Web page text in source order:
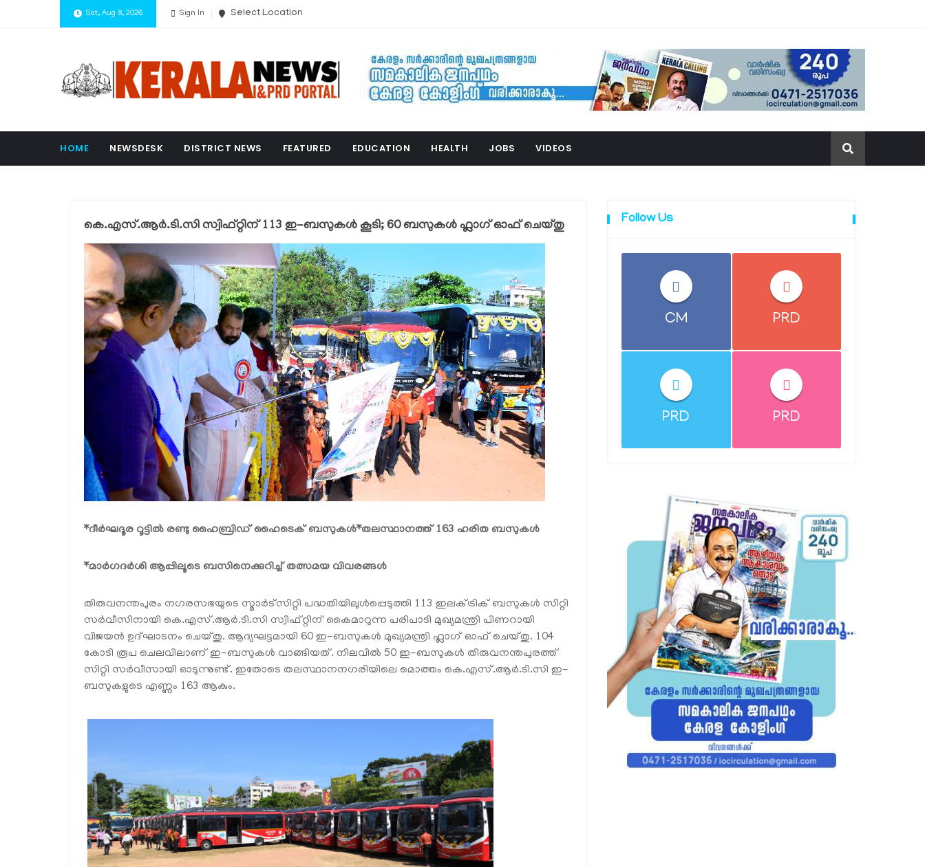
Sat, Aug 8, 2026 Sign In Select Location
HOME NEWSDESK DISTRICT NEWS FEATURED EDUCATION HEALTH JOBS VIDEOS
കെ.എസ്.ആർ.ടി.സി സ്വിഫ്റ്റിന് 113 ഇ-ബസുകൾ കൂടി; 60 ബസുകൾ ഫ്ലാഗ് ഓഫ് ചെയ്തു
*ദീർഘദൂര റൂട്ടിൽ രണ്ടു ഹൈബ്രിഡ് ഹൈടെക് ബസുകൾ*തലസ്ഥാനത്ത് 163 ഹരിത ബസുകൾ
*മാർഗദർശി ആപ്പിലൂടെ ബസിനെക്കുറിച്ച് തത്സമയ വിവരങ്ങൾ
തിരുവനന്തപുരം നഗരസഭയുടെ സ്മാർട്‌സിറ്റി പദ്ധതിയിലുൾപ്പെടുത്തി 113 ഇലക്ട്രിക് ബസുകൾ സിറ്റി
സർവീസിനായി കെ.എസ്.ആർ.ടി.സി സ്വിഫ്റ്റിന് കൈമാറുന്ന പരിപാടി മുഖ്യമന്ത്രി പിണറായി
വിജയൻ ഉദ്ഘാടനം ചെയ്തു. ആദ്യഘട്ടമായി 60 ഇ-ബസുകൾ മുഖ്യമന്ത്രി ഫ്ലാഗ് ഓഫ് ചെയ്തു. 104
കോടി രൂപ ചെലവിലാണ് ഇ-ബസുകൾ വാങ്ങിയത്. നിലവിൽ 50 ഇ-ബസുകൾ തിരുവനന്തപുരത്ത്
സിറ്റി സർവീസായി ഓടുന്നുണ്ട്. ഇതോടെ തലസ്ഥാനനഗരിയിലെ മൊത്തം കെ.എസ്.ആർ.ടി.സി ഇ-
ബസുകളുടെ എണ്ണം 163 ആകും.
Follow Us
CM PRD
PRD PRD